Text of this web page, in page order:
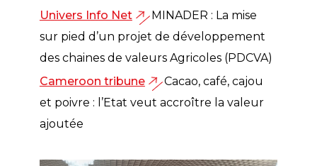
Univers Info Net
MINADER : La mise
sur pied d’un projet de développement
des chaines de valeurs Agricoles (PDCVA)
Cameroon tribune
Cacao, café, cajou
et poivre : l’Etat veut accroître la valeur
ajoutée